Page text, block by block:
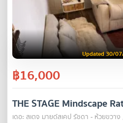
Updated 30/
฿16,000
THE STAGE Mindscape
เดอะ สเตจ มายด์สเคป รัชดา - ห้วยขวา